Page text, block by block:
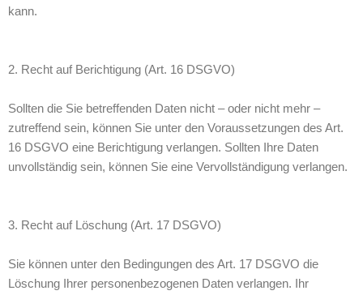
kann.
2. Recht auf Berichtigung (Art. 16 DSGVO)
Sollten die Sie betreffenden Daten nicht – oder nicht mehr –
zutreffend sein, können Sie unter den Voraussetzungen des Art.
16 DSGVO eine Berichtigung verlangen. Sollten Ihre Daten
unvollständig sein, können Sie eine Vervollständigung verlangen.
3. Recht auf Löschung (Art. 17 DSGVO)
Sie können unter den Bedingungen des Art. 17 DSGVO die
Löschung Ihrer personenbezogenen Daten verlangen. Ihr